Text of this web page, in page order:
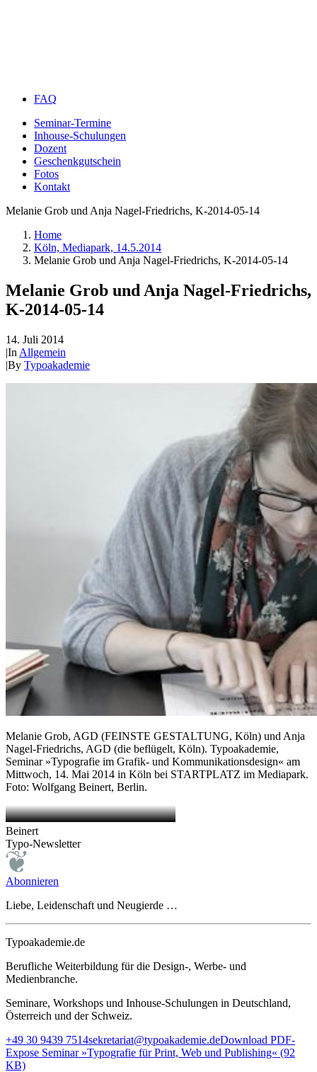
FAQ
Seminar-Termine
Inhouse-Schulungen
Dozent
Geschenkgutschein
Fotos
Kontakt
Melanie Grob und Anja Nagel-Friedrichs, K-2014-05-14
Home
Köln, Mediapark, 14.5.2014
Melanie Grob und Anja Nagel-Friedrichs, K-2014-05-14
Melanie Grob und Anja Nagel-Friedrichs,
K-2014-05-14
14. Juli 2014
|In Allgemein
|By Typoakademie
Melanie Grob, AGD (FEINSTE GESTALTUNG, Köln) und Anja
Nagel-Friedrichs, AGD (die beflügelt, Köln). Typoakademie,
Seminar »Typografie im Grafik- und Kommunikationsdesign« am
Mittwoch, 14. Mai 2014 in Köln bei STARTPLATZ im Mediapark.
Foto: Wolfgang Beinert, Berlin.
Beinert
Typo-Newsletter
Abonnieren
Liebe, Leidenschaft und Neugierde …
Typoakademie.de
Berufliche Weiterbildung für die Design-, Werbe- und
Medienbranche.
Seminare, Workshops und Inhouse-Schulungen in Deutschland,
Österreich und der Schweiz.
+49 30 9439 7514sekretariat@typoakademie.deDownload PDF-
Expose Seminar »Typografie für Print, Web und Publishing« (92
KB)